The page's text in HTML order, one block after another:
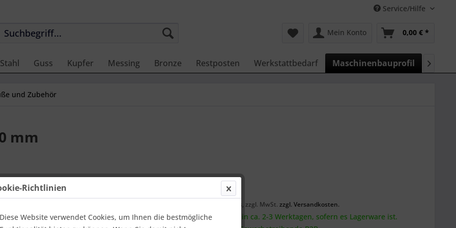
Service/Hilfe
Mein Konto 0,00 € *
Stahl Guss Kupfer Messing Bronze Restposten Werkstattbedarf Maschinenbauprofil BLOG

und Zubehör
mm
6,89 € *
1 Stück
Online-Vorteilspreis, zzgl. MwSt.zzgl. Versandkosten.
versandfertig in ca. 2-3 Werktagen, sofern es Lagerware ist.
Richtlinien
Diese Website verwendet Cookies, um Ihnen die bestmögliche